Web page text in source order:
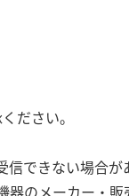
ださい。
できない場合